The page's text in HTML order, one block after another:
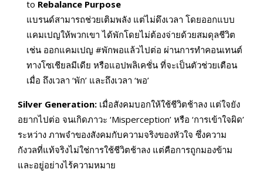
to Rebalance Purpose
แบรนด์สามารถช่วยเติมพลัง แต่ไม่ดึงเวลา โดยออกแบบ
แคมเปญให้พวกเขา ได้พักโดยไม่ต้องจ่ายด้วยสมดุลชีวิต
เช่น ออกแคมเปญ #พักพอแล้วไปต่อ ผ่านการทำคอนเทนต์
ทางโซเชียลมีเดีย หรือแอปพลิเคชั่น ที่จะเป็นตัวช่วยเตือน
เมื่อ ถึงเวลา ‘พัก’ และถึงเวลา ‘พอ’
Silver Generation: เมื่อสังคมบอกให้ใช้ชีวิตช้าลง แต่ใจยัง
อยากไปต่อ จนเกิดภาวะ ‘Misperception’ หรือ ‘การเข้าใจผิด’
ระหว่าง ภาพจำของสังคมกับความจริงของหัวใจ ซึ่งความ
กังวลที่แท้จริงไม่ใช่การใช้ชีวิตช้าลง แต่คือการถูกมองข้าม
และอยู่อย่างไร้ความหมาย